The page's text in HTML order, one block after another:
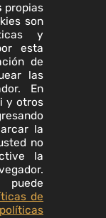
propias
son
y
esta
de
las
En
y otros
la
no
la
puede
de
políticas